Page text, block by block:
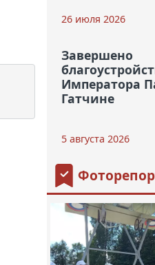
26 июля 2026
Завершено
Императора
Гатчине
5 августа 2026